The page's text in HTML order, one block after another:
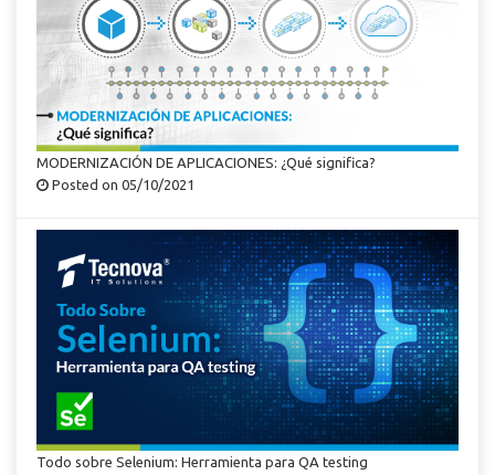
MODERNIZACIÓN DE APLICACIONES: ¿Qué significa?
Posted on 05/10/2021
Todo sobre Selenium: Herramienta para QA testing